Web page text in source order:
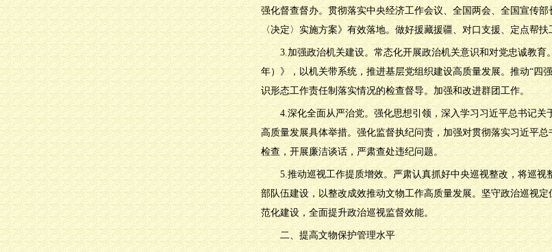
强化督查督办。贯彻落实中央经济工作会议、全国两会、全国宣传
〈决定〉实施方案》有效落地。做好援藏援疆、对口支援、定点帮扶
3.加强政治机关建设。常态化开展政治机关意识和对党忠诚教
年）》，以机关带系统，推进基层党组织建设高质量发展。推动“四
识形态工作责任制落实情况的检查督导。加强和改进群团工作。
4.深化全面从严治党。强化思想引领，深入学习习近平总书记
高质量发展具体举措。强化监督执纪问责，加强对贯彻落实习近平
检查，开展廉洁谈话，严肃查处违纪问题。
5.推动巡视工作提质增效。严肃认真抓好中央巡视整改，将巡
部队伍建设，以整改成效推动文物工作高质量发展。坚守政治巡视
范化建设，全面提升政治巡视监督效能。
二、提高文物保护管理水平